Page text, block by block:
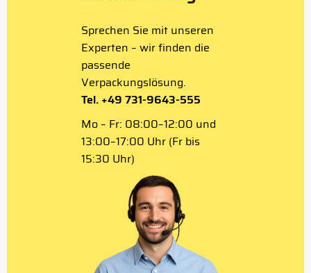
Sprechen Sie mit unseren
Experten – wir finden die
passende
Verpackungslösung.
Tel. +49 731-9643-555
Mo – Fr: 08:00–12:00 und
13:00–17:00 Uhr (Fr bis
15:30 Uhr)